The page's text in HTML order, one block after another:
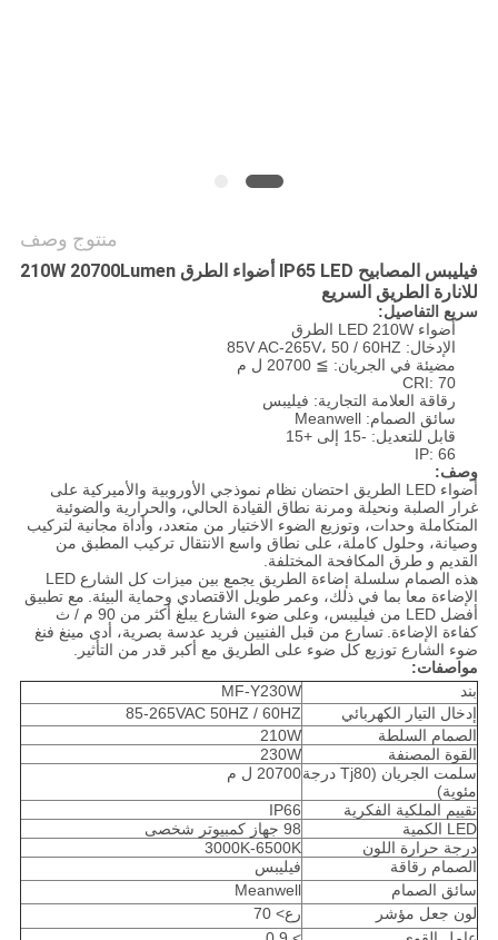
منتوج وصف
فيليبس المصابيح IP65 LED أضواء الطرق 210W 20700Lumen
للانارة الطريق السريع
سريع التفاصيل:
أضواء LED 210W الطرق
الإدخال: 85V AC-265V، 50 / 60HZ
مضيئة في الجريان: ≧ 20700 ل م
CRI: 70
رقاقة العلامة التجارية: فيليبس
سائق الصمام: Meanwell
قابل للتعديل: -15 إلى +15
IP: 66
وصف:
أضواء LED الطريق احتضان نظام نموذجي الأوروبية والأميركية على
غرار الصلبة ونحيلة ومرنة نطاق القيادة الحالي، والحرارية والضوئية
المتكاملة وحدات، وتوزيع الضوء الاختيار من متعدد، وأداة مجانية لتركيب
وصيانة، وحلول كاملة، على نطاق واسع الانتقال تركيب المطبق من
القديم و طرق المكافحة المختلفة.
هذه الصمام سلسلة إضاءة الطريق يجمع بين ميزات كل الشارع LED
الإضاءة معا بما في ذلك، وعمر طويل الاقتصادي وحماية البيئة. مع تطبيق
أفضل LED من فيليبس، وعلى ضوء الشارع يبلغ أكثر من 90 م / ث
كفاءة الإضاءة. تسارع من قبل الفنيين فريد عدسة بصرية، أدى مينغ فنغ
ضوء الشارع توزيع كل ضوء على الطريق مع أكبر قدر من التأثير.
مواصفات:
بند
MF-Y230W
إدخال التيار الكهربائي
85-265VAC 50HZ / 60HZ
الصمام السلطة
210W
القوة المصنفة
230W
سلمت الجريان (Tj80 درجة
مئوية)
20700 ل م
تقييم الملكية الفكرية
IP66
LED الكمية
98 جهاز كمبيوتر شخصى
درجة حرارة اللون
3000K-6500K
الصمام رقاقة
فيليبس
سائق الصمام
Meanwell
لون جعل مؤشر
رع> 70